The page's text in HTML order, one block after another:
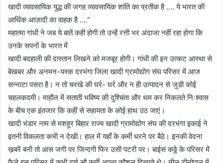
खादी व्यावसायिक युद्ध की जगह व्यावसायिक शांति का प्रतीक है …. ये भारत की
आर्थिक आज़ादी का वाहक है ….”
महात्मा गांधी ने जब ये बातें कही होगी तो उन्हें रत्ती भर अंदाजा नहीं रहा होगा कि
उनके सपनों के भारत में
खादी बदहाली की दास्तान लिखने को मजबूर होगी। गांधी की इन उत्कट आस्था से
बेखबर और अनमन-यस्क दरभंगा जिला खादी ग्रामोद्योग संघ परिसर में आज
सन्नाटा पसरा है। न तो चरखे की घर्र- घर्र और न ही उत्पादन से जुडी कोई
चहलकदमी। माहौल में सताती भविष्य की दुश्चिंता और थम कर निकलते निःश्वास
के बीच एक इंतजार कि कहीं से सहायता के कोई हाथ उठ जाएं।
खादी भंडार नाम से मशहूर बिहार राज्य खादी ग्रामोद्योग संघ की दरभंगा इकाई ने
इतनी विकलता कभी न देखी। हाल में यहाँ के कर्मी धरने पर बैठे। इनकी वेदना
ख़बरें बनी तो आस जगी पर जिन्दगी फिर उसी पटरी पर। बाईस कठ्ठे के परिसर में